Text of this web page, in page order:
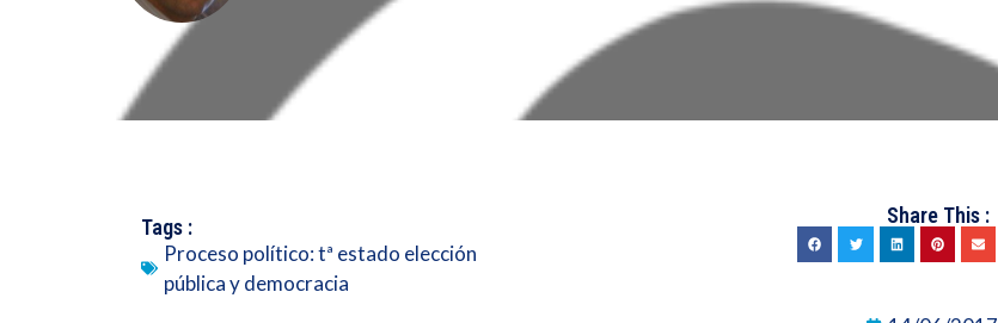
Tags :
Proceso político: tª estado elección
pública y democracia
Share This :